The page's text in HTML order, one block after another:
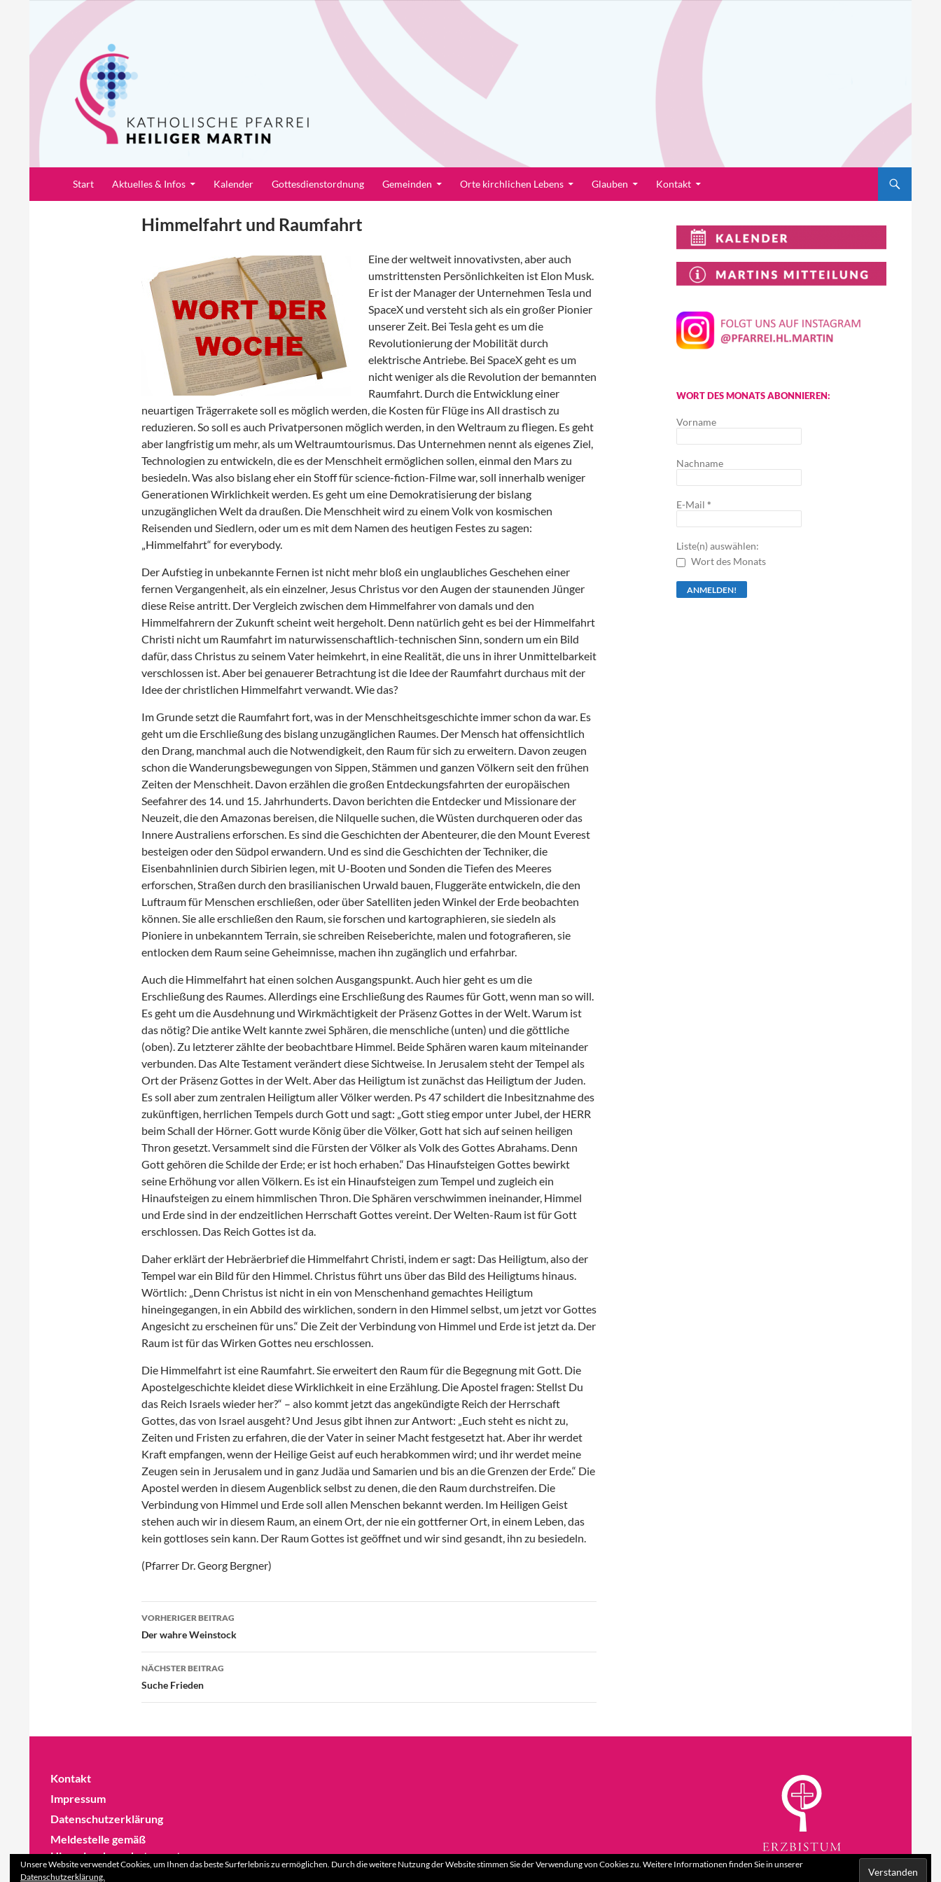
springen
Pfarrei Heiliger Martin
Start Aktuelles & Infos Kalender Gottesdienstordnung Gemeinden Orte kirchlichen Lebens Glauben Kontakt
Himmelfahrt und Raumfahrt
Eine der weltweit innovativsten, aber auch
umstrittensten Persönlichkeiten ist Elon Musk.
Er ist der Manager der Unternehmen Tesla und
SpaceX und versteht sich als ein großer Pionier
unserer Zeit. Bei Tesla geht es um die
Revolutionierung der Mobilität durch
elektrische Antriebe. Bei SpaceX geht es um
nicht weniger als die Revolution der bemannten
Raumfahrt. Durch die Entwicklung einer
neuartigen Trägerrakete soll es möglich werden, die Kosten für Flüge ins All drastisch zu
reduzieren. So soll es auch Privatpersonen möglich werden, in den Weltraum zu fliegen. Es geht
aber langfristig um mehr, als um Weltraumtourismus. Das Unternehmen nennt als eigenes Ziel,
Technologien zu entwickeln, die es der Menschheit ermöglichen sollen, einmal den Mars zu
besiedeln. Was also bislang eher ein Stoff für science-fiction-Filme war, soll innerhalb weniger
Generationen Wirklichkeit werden. Es geht um eine Demokratisierung der bislang
unzugänglichen Welt da draußen. Die Menschheit wird zu einem Volk von kosmischen
Reisenden und Siedlern, oder um es mit dem Namen des heutigen Festes zu sagen:
„Himmelfahrt“ for everybody.
Der Aufstieg in unbekannte Fernen ist nicht mehr bloß ein unglaubliches Geschehen einer
fernen Vergangenheit, als ein einzelner, Jesus Christus vor den Augen der staunenden Jünger
diese Reise antritt. Der Vergleich zwischen dem Himmelfahrer von damals und den
Himmelfahrern der Zukunft scheint weit hergeholt. Denn natürlich geht es bei der Himmelfahrt
Christi nicht um Raumfahrt im naturwissenschaftlich-technischen Sinn, sondern um ein Bild
dafür, dass Christus zu seinem Vater heimkehrt, in eine Realität, die uns in ihrer Unmittelbarkeit
verschlossen ist. Aber bei genauerer Betrachtung ist die Idee der Raumfahrt durchaus mit der
Idee der christlichen Himmelfahrt verwandt. Wie das?
Im Grunde setzt die Raumfahrt fort, was in der Menschheitsgeschichte immer schon da war. Es
geht um die Erschließung des bislang unzugänglichen Raumes. Der Mensch hat offensichtlich
den Drang, manchmal auch die Notwendigkeit, den Raum für sich zu erweitern. Davon zeugen
schon die Wanderungsbewegungen von Sippen, Stämmen und ganzen Völkern seit den frühen
Zeiten der Menschheit. Davon erzählen die großen Entdeckungsfahrten der europäischen
Seefahrer des 14. und 15. Jahrhunderts. Davon berichten die Entdecker und Missionare der
Neuzeit, die den Amazonas bereisen, die Nilquelle suchen, die Wüsten durchqueren oder das
Innere Australiens erforschen. Es sind die Geschichten der Abenteurer, die den Mount Everest
besteigen oder den Südpol erwandern. Und es sind die Geschichten der Techniker, die
Eisenbahnlinien durch Sibirien legen, mit U-Booten und Sonden die Tiefen des Meeres
erforschen, Straßen durch den brasilianischen Urwald bauen, Fluggeräte entwickeln, die den
Luftraum für Menschen erschließen, oder über Satelliten jeden Winkel der Erde beobachten
können. Sie alle erschließen den Raum, sie forschen und kartographieren, sie siedeln als
Pioniere in unbekanntem Terrain, sie schreiben Reiseberichte, malen und fotografieren, sie
entlocken dem Raum seine Geheimnisse, machen ihn zugänglich und erfahrbar.
Auch die Himmelfahrt hat einen solchen Ausgangspunkt. Auch hier geht es um die
Erschließung des Raumes. Allerdings eine Erschließung des Raumes für Gott, wenn man so will.
Es geht um die Ausdehnung und Wirkmächtigkeit der Präsenz Gottes in der Welt. Warum ist
das nötig? Die antike Welt kannte zwei Sphären, die menschliche (unten) und die göttliche
(oben). Zu letzterer zählte der beobachtbare Himmel. Beide Sphären waren kaum miteinander
verbunden. Das Alte Testament verändert diese Sichtweise. In Jerusalem steht der Tempel als
Ort der Präsenz Gottes in der Welt. Aber das Heiligtum ist zunächst das Heiligtum der Juden.
Es soll aber zum zentralen Heiligtum aller Völker werden. Ps 47 schildert die Inbesitznahme des
zukünftigen, herrlichen Tempels durch Gott und sagt: „Gott stieg empor unter Jubel, der HERR
beim Schall der Hörner. Gott wurde König über die Völker, Gott hat sich auf seinen heiligen
Thron gesetzt. Versammelt sind die Fürsten der Völker als Volk des Gottes Abrahams. Denn
Gott gehören die Schilde der Erde; er ist hoch erhaben.“ Das Hinaufsteigen Gottes bewirkt
seine Erhöhung vor allen Völkern. Es ist ein Hinaufsteigen zum Tempel und zugleich ein
Hinaufsteigen zu einem himmlischen Thron. Die Sphären verschwimmen ineinander, Himmel
und Erde sind in der endzeitlichen Herrschaft Gottes vereint. Der Welten-Raum ist für Gott
erschlossen. Das Reich Gottes ist da.
Daher erklärt der Hebräerbrief die Himmelfahrt Christi, indem er sagt: Das Heiligtum, also der
Tempel war ein Bild für den Himmel. Christus führt uns über das Bild des Heiligtums hinaus.
Wörtlich: „Denn Christus ist nicht in ein von Menschenhand gemachtes Heiligtum
hineingegangen, in ein Abbild des wirklichen, sondern in den Himmel selbst, um jetzt vor Gottes
Angesicht zu erscheinen für uns.“ Die Zeit der Verbindung von Himmel und Erde ist jetzt da. Der
Raum ist für das Wirken Gottes neu erschlossen.
Die Himmelfahrt ist eine Raumfahrt. Sie erweitert den Raum für die Begegnung mit Gott. Die
Apostelgeschichte kleidet diese Wirklichkeit in eine Erzählung. Die Apostel fragen: Stellst Du
das Reich Israels wieder her?“ – also kommt jetzt das angekündigte Reich der Herrschaft
Gottes, das von Israel ausgeht? Und Jesus gibt ihnen zur Antwort: „Euch steht es nicht zu,
Zeiten und Fristen zu erfahren, die der Vater in seiner Macht festgesetzt hat. Aber ihr werdet
Kraft empfangen, wenn der Heilige Geist auf euch herabkommen wird; und ihr werdet meine
Zeugen sein in Jerusalem und in ganz Judäa und Samarien und bis an die Grenzen der Erde.“ Die
Apostel werden in diesem Augenblick selbst zu denen, die den Raum durchstreifen. Die
Verbindung von Himmel und Erde soll allen Menschen bekannt werden. Im Heiligen Geist
stehen auch wir in diesem Raum, an einem Ort, der nie ein gottferner Ort, in einem Leben, das
kein gottloses sein kann. Der Raum Gottes ist geöffnet und wir sind gesandt, ihn zu besiedeln.
(Pfarrer Dr. Georg Bergner)
Beitragsnavigation
VORHERIGER BEITRAG
Der wahre Weinstock
NÄCHSTER BEITRAG
Suche Frieden
WORT DES MONATS ABONNIEREN:
Vorname
Nachname
E-Mail *
Liste(n) auswählen:
Wort des Monats
Kontakt
Impressum
Datenschutzerklärung
Meldestelle gemäß
Hinweisgeberschutzgesetz
Unsere Website verwendet Cookies, um Ihnen das beste Surferlebnis zu ermöglichen. Durch die weitere Nutzung der Website stimmen Sie der Verwendung von Cookies zu. Weitere Informationen finden Sie in unserer
Datenschutzerklärung.